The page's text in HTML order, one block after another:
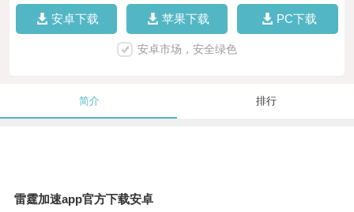
安卓下载 苹果下载 PC下载
安卓市场，安全绿色
简介 排行
雷霆加速app官方下载安卓